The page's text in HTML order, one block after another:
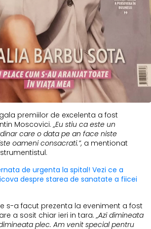
premiilor de excelenta a fost
Moscovici. „Eu stiu ca este un
care o data pe an face niste
oameni consacrati.”, a mentionat
de urgenta la spital! Vezi ce a
despre starea de sanatate a fiicei
s-a facut prezenta la eveniment a fost
a sosit chiar ieri in tara. „Azi dimineata
plec. Am venit special pentru